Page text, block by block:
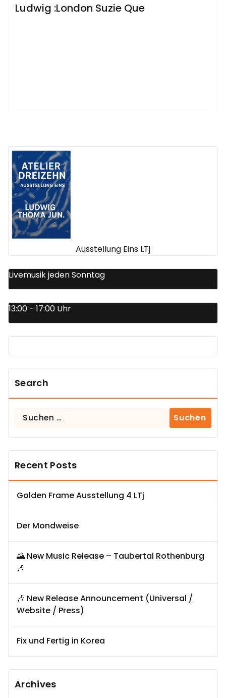
Ludwig :London Suzie Que
Ausstellung Eins LTj
Livemusik jeden Sonntag
13:00 - 17:00 Uhr
Search
Suchen
Recent Posts
Golden Frame Ausstellung 4 LTj
Der Mondweise
🌄 New Music Release – Taubertal Rothenburg
🎶
🎶 New Release Announcement (Universal /
Website / Press)
Fix und Fertig in Korea
Archives